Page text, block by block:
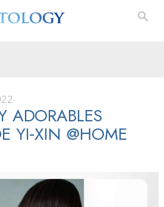
ADORABLES
YI‑XIN @HOME